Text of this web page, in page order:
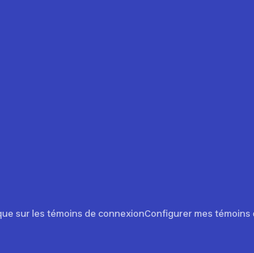
sur les témoins de connexionConfigurer mes témoins